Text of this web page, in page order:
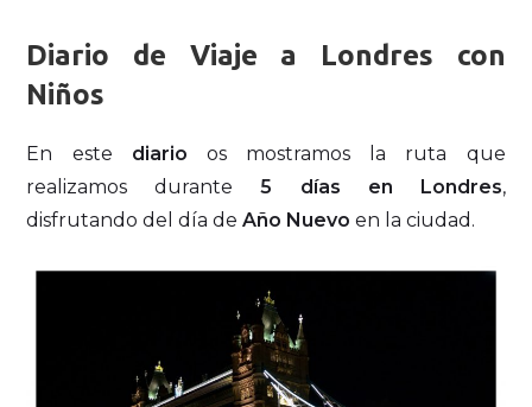
Diario de Viaje a Londres con
Niños
En este diario os mostramos la ruta que
realizamos durante5 días en Londres,
disfrutando del día deAño Nuevo en la ciudad.